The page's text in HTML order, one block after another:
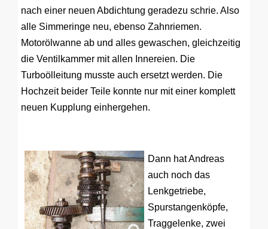
nach einer neuen Abdichtung geradezu schrie. Also
alle Simmeringe neu, ebenso Zahnriemen.
Motorölwanne ab und alles gewaschen, gleichzeitig
die Ventilkammer mit allen Innereien. Die
Turboölleitung musste auch ersetzt werden. Die
Hochzeit beider Teile konnte nur mit einer komplett
neuen Kupplung einhergehen.
Dann hat Andreas
auch noch das
Lenkgetriebe,
Spurstangenköpfe,
Traggelenke, zwei